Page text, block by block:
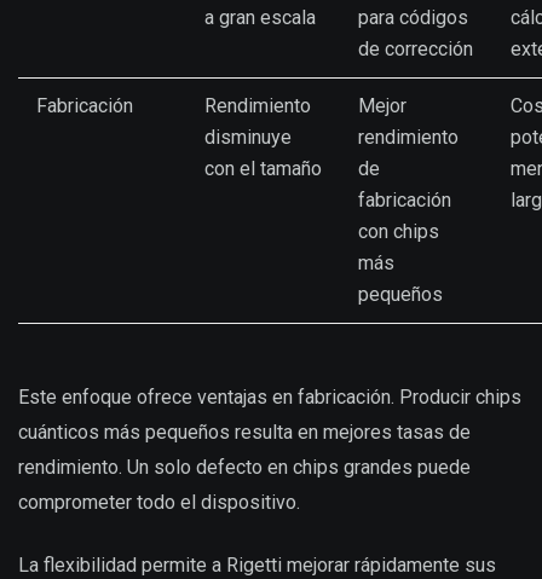
a gran escala
para códigos
de corrección
Fabricación
Rendimiento
disminuye
con el tamaño
Mejor
rendimiento
de
fabricación
con chips
más
pequeños
Este enfoque ofrece ventajas en fabricación. Producir chips
cuánticos más pequeños resulta en mejores tasas de
rendimiento. Un solo defecto en chips grandes puede
comprometer todo el dispositivo.
La flexibilidad permite a Rigetti mejorar rápidamente sus